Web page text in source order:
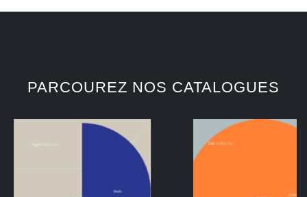
PARCOUREZ NOS CATALOGUES